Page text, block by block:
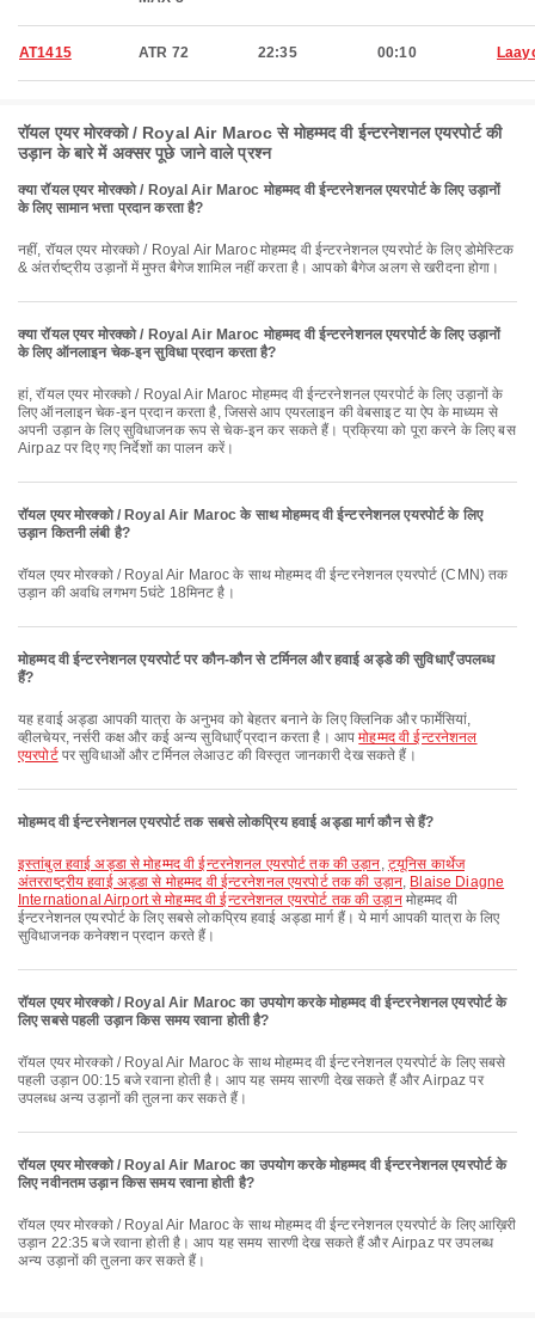
AT1415 ATR 72 22:35 00:10
रॉयल एयर मोरक्को / Royal Air Maroc से मोहम्मद वी ईन्टरनेशनल एयरपोर्ट की
उड़ान के बारे में अक्सर पूछे जाने वाले प्रश्न
क्या रॉयल एयर मोरक्को / Royal Air Maroc मोहम्मद वी ईन्टरनेशनल एयरपोर्ट के लिए उड़ानों
के लिए सामान भत्ता प्रदान करता है?
नहीं, रॉयल एयर मोरक्को / Royal Air Maroc मोहम्मद वी ईन्टरनेशनल एयरपोर्ट के लिए डोमेस्टिक
& अंतर्राष्ट्रीय उड़ानों में मुफ्त बैगेज शामिल नहीं करता है। आपको बैगेज अलग से खरीदना होगा।
क्या रॉयल एयर मोरक्को / Royal Air Maroc मोहम्मद वी ईन्टरनेशनल एयरपोर्ट के लिए उड़ानों
के लिए ऑनलाइन चेक-इन सुविधा प्रदान करता है?
हां, रॉयल एयर मोरक्को / Royal Air Maroc मोहम्मद वी ईन्टरनेशनल एयरपोर्ट के लिए उड़ानों के
लिए ऑनलाइन चेक-इन प्रदान करता है, जिससे आप एयरलाइन की वेबसाइट या ऐप के माध्यम से
अपनी उड़ान के लिए सुविधाजनक रूप से चेक-इन कर सकते हैं। प्रक्रिया को पूरा करने के लिए बस
Airpaz पर दिए गए निर्देशों का पालन करें।
रॉयल एयर मोरक्को / Royal Air Maroc के साथ मोहम्मद वी ईन्टरनेशनल एयरपोर्ट के लिए
उड़ान कितनी लंबी है?
रॉयल एयर मोरक्को / Royal Air Maroc के साथ मोहम्मद वी ईन्टरनेशनल एयरपोर्ट (CMN) तक
उड़ान की अवधि लगभग 5घंटे 18मिनट है।
मोहम्मद वी ईन्टरनेशनल एयरपोर्ट पर कौन-कौन से टर्मिनल और हवाई अड्डे की सुविधाएँ उपलब्ध
हैं?
यह हवाई अड्डा आपकी यात्रा के अनुभव को बेहतर बनाने के लिए क्लिनिक और फार्मेसियां,
व्हीलचेयर, नर्सरी कक्ष और कई अन्य सुविधाएँ प्रदान करता है। आपमोहम्मद वी ईन्टरनेशनल
एयरपोर्टपर सुविधाओं और टर्मिनल लेआउट की विस्तृत जानकारी देख सकते हैं।
मोहम्मद वी ईन्टरनेशनल एयरपोर्ट तक सबसे लोकप्रिय हवाई अड्डा मार्ग कौन से हैं?
इस्तांबुल हवाई अड्डा से मोहम्मद वी ईन्टरनेशनल एयरपोर्ट तक की उड़ान, ट्यूनिस कार्थेज
अंतरराष्ट्रीय हवाई अड्डा से मोहम्मद वी ईन्टरनेशनल एयरपोर्ट तक की उड़ान, Blaise Diagne
International Airport से मोहम्मद वी ईन्टरनेशनल एयरपोर्ट तक की उड़ानमोहम्मद वी
ईन्टरनेशनल एयरपोर्ट के लिए सबसे लोकप्रिय हवाई अड्डा मार्ग हैं। ये मार्ग आपकी यात्रा के लिए
सुविधाजनक कनेक्शन प्रदान करते हैं।
रॉयल एयर मोरक्को / Royal Air Maroc का उपयोग करके मोहम्मद वी ईन्टरनेशनल एयरपोर्ट के
लिए सबसे पहली उड़ान किस समय रवाना होती है?
रॉयल एयर मोरक्को / Royal Air Maroc के साथ मोहम्मद वी ईन्टरनेशनल एयरपोर्ट के लिए सबसे
पहली उड़ान 00:15 बजे रवाना होती है। आप यह समय सारणी देख सकते हैं और Airpaz पर
उपलब्ध अन्य उड़ानों की तुलना कर सकते हैं।
रॉयल एयर मोरक्को / Royal Air Maroc का उपयोग करके मोहम्मद वी ईन्टरनेशनल एयरपोर्ट के
लिए नवीनतम उड़ान किस समय रवाना होती है?
रॉयल एयर मोरक्को / Royal Air Maroc के साथ मोहम्मद वी ईन्टरनेशनल एयरपोर्ट के लिए आख़िरी
उड़ान 22:35 बजे रवाना होती है। आप यह समय सारणी देख सकते हैं और Airpaz पर उपलब्ध
अन्य उड़ानों की तुलना कर सकते हैं।